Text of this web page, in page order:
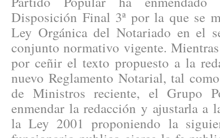
Disposición Final 3ª por la que se
Ley Orgánica del Notariado en el
conjunto normativo vigente.
por ceñir el texto propuesto a la
nuevo Reglamento Notarial, tal
de Ministros reciente, el Grupo
enmendar la redacción y ajustarla a
la Ley 2001 proponiendo la